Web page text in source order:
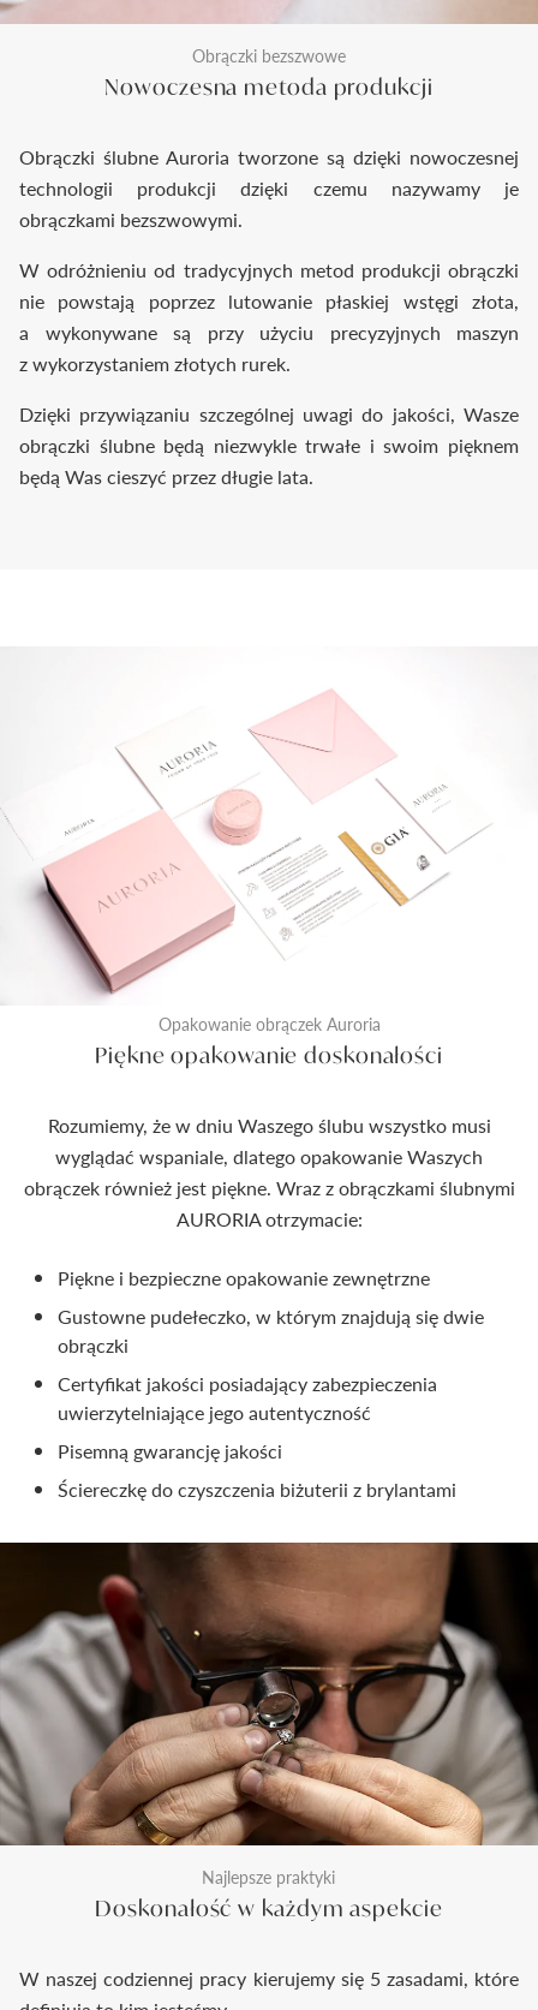
Obrączki bezszwowe
Nowoczesna metoda produkcji
Obrączki ślubne Auroria tworzone są dzięki nowoczesnej
technologii produkcji dzięki czemu nazywamy je
obrączkami bezszwowymi.
W odróżnieniu od tradycyjnych metod produkcji obrączki
nie powstają poprzez lutowanie płaskiej wstęgi złota,
a wykonywane są przy użyciu precyzyjnych maszyn
z wykorzystaniem złotych rurek.
Dzięki przywiązaniu szczególnej uwagi do jakości, Wasze
obrączki ślubne będą niezwykle trwałe i swoim pięknem
będą Was cieszyć przez długie lata.
Opakowanie obrączek Auroria
Piękne opakowanie doskonałości
Rozumiemy, że w dniu Waszego ślubu wszystko musi
wyglądać wspaniale, dlatego opakowanie Waszych
obrączek również jest piękne. Wraz z obrączkami ślubnymi
AURORIA otrzymacie:
Piękne i bezpieczne opakowanie zewnętrzne
Gustowne pudełeczko, w którym znajdują się dwie
obrączki
Certyfikat jakości posiadający zabezpieczenia
uwierzytelniające jego autentyczność
Pisemną gwarancję jakości
Ściereczkę do czyszczenia biżuterii z brylantami
Najlepsze praktyki
Doskonałość w każdym aspekcie
W naszej codziennej pracy kierujemy się 5 zasadami, które